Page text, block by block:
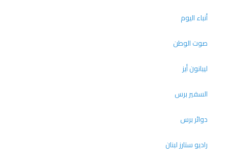
أنباء اليوم
صوت الوطن
ليبانون أيز
السفير برس
دوائر برس
راديو ستارز لبنان